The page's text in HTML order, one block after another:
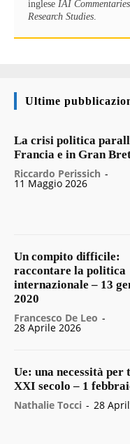
inglese IAI Commentaries
Research Studies
Ultime
La crisi politica
Francia e in Gran
Riccardo Perissich -
11 Maggio 2026
Un compito difficile:
raccontare la politica
internazionale – 13
2020
Francesco De Leo -
28 Aprile 2026
Ue: una necessità per
XXI secolo – 1
Nathalie Tocci - 28